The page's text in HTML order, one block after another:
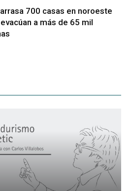
700 casas en noroeste
a más de 65 mil